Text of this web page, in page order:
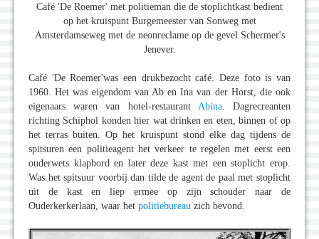
Café 'De Roemer' met politieman die de stoplichtkast bedient
op het kruispunt Burgemeester van Sonweg met
Amsterdamseweg met de neonreclame op de gevel Schermer's
Jenever.
Café 'De Roemer'was een drukbezocht café. Deze foto is van
1960. Het was eigendom van Ab en Ina van der Horst, die ook
eigenaars waren van hotel-restaurant Abina. Dagrecreanten
richting Schiphol konden hier wat drinken en eten, binnen of op
het terras buiten. Op het kruispunt stond elke dag tijdens de
spitsuren een politieagent het verkeer te regelen met eerst een
ouderwets klapbord en later deze kast met een stoplicht erop.
Was het spitsuur voorbij dan tilde de agent de paal met stoplicht
uit de kast en liep ermee op zijn schouder naar de
Ouderkerkerlaan, waar het politiebureau zich bevond.